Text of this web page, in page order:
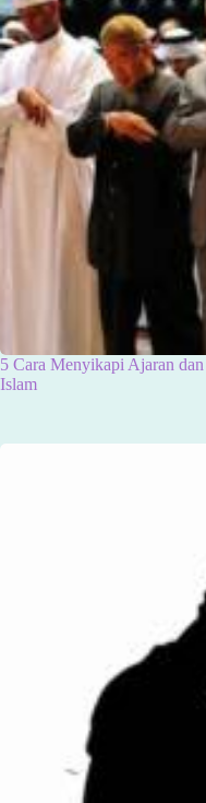
5 Cara Menyikapi Ajaran
Islam